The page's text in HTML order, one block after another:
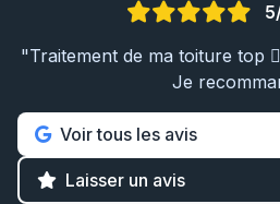
"Traitement de ma toiture top
Je
Voir tous les avis
Laisser un avis